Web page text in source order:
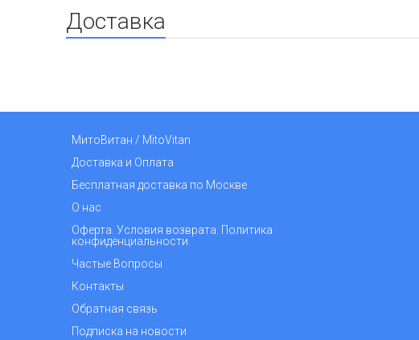
Доставка
МитоВитан / MitoVitan
Доставка и Оплата
Бесплатная доставка по Москве
О нас
Оферта. Условия возврата. Политика
конфиденциальности.
Частые Вопросы
Контакты
Обратная связь
Подписка на новости